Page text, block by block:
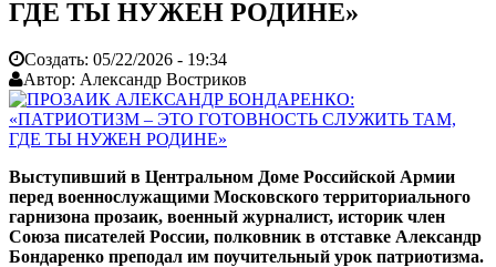
ГДЕ ТЫ НУЖЕН РОДИНЕ»
Создать: 05/22/2026 - 19:34
Автор: Александр Востриков
Выступивший в Центральном Доме Российской Армии
перед военнослужащими Московского территориального
гарнизона прозаик, военный журналист, историк член
Союза писателей России, полковник в отставке Александр
Бондаренко преподал им поучительный урок патриотизма.